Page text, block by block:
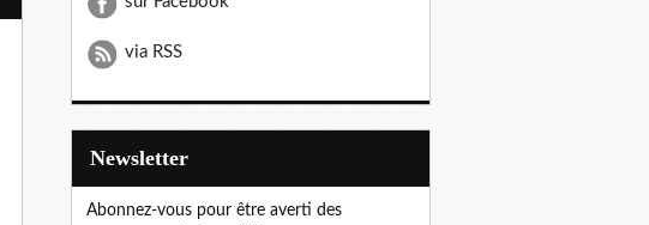
via RSS
Newsletter
Abonnez-vous pour être averti des